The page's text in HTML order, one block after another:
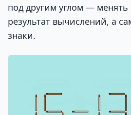
под другим углом —
результат вычислений, а
знаки.